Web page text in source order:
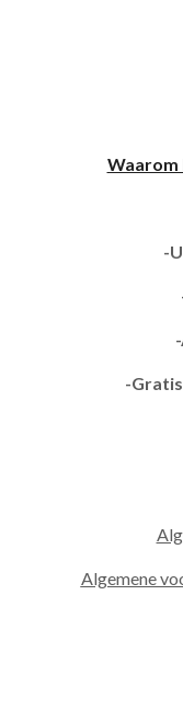
Waarom
-
-
Algemene